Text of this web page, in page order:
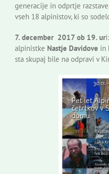
Koristne informacije
generacije in odprtje
vseh 18 alpinistov, ki so
7. december 2017 ob 19. ur
alpinistke Nastje Davidove in
sta skupaj bile na odpravi v